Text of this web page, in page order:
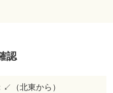
認
（北東から）